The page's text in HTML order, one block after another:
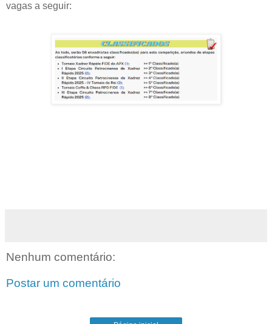
vagas a seguir:
Nenhum comentário:
Postar um comentário